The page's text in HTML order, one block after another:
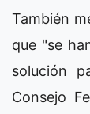
También
que "se
solución
Consejo